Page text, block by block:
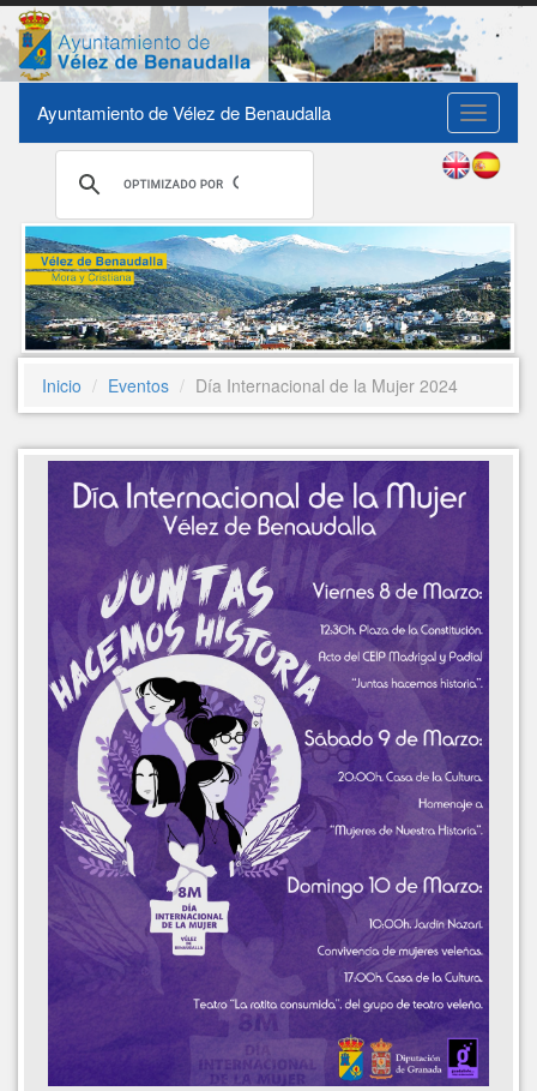
Toggle
Ayuntamiento de Vélez de Benaudalla
Inicio Eventos Día Internacional de la Mujer 2024